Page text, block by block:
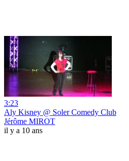
3:23
Aly Kisney @ Soler Comedy Club
Jérôme MIROT
il y a 10 ans